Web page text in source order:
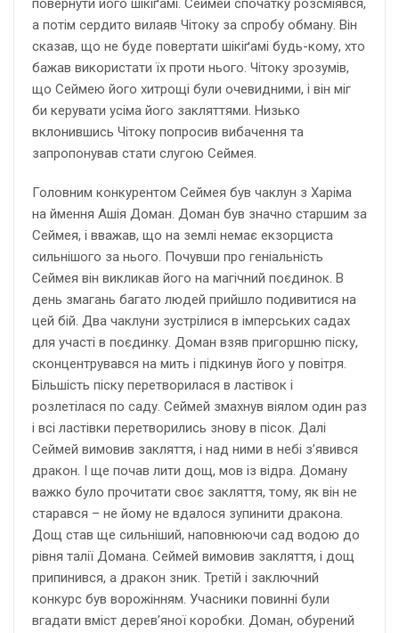
повернути його шікіґамі. Сеймей спочатку розсміявся,
а потім сердито вилаяв Чітоку за спробу обману. Він
сказав, що не буде повертати шікіґамі будь-кому, хто
бажав використати їх проти нього. Чітоку зрозумів,
що Сеймею його хитрощі були очевидними, і він міг
би керувати усіма його закляттями. Низько
вклонившись Чітоку попросив вибачення та
запропонував стати слугою Сеймея.
Головним конкурентом Сеймея був чаклун з Харіма
на ймення Ашія Доман. Доман був значно старшим за
Сеймея, і вважав, що на землі немає екзорциста
сильнішого за нього. Почувши про геніальність
Сеймея він викликав його на магічний поєдинок. В
день змагань багато людей прийшло подивитися на
цей бій. Два чаклуни зустрілися в імперських садах
для участі в поєдинку. Доман взяв пригоршню піску,
сконцентрувався на мить і підкинув його у повітря.
Більшість піску перетворилася в ластівок і
розлетілася по саду. Сеймей змахнув віялом один раз
і всі ластівки перетворились знову в пісок. Далі
Сеймей вимовив закляття, і над ними в небі з’явився
дракон. І ще почав лити дощ, мов із відра. Доману
важко було прочитати своє закляття, тому, як він не
старався – не йому не вдалося зупинити дракона.
Дощ став ще сильніший, наповнюючи сад водою до
рівня талії Домана. Сеймей вимовив закляття, і дощ
припинився, а дракон зник. Третій і заключний
конкурс був ворожінням. Учасники повинні були
вгадати вміст дерев’яної коробки. Доман, обурений